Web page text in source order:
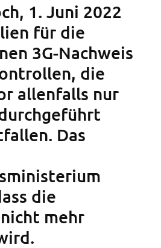
1. Juni 2022
für die
3G-Nachweis
die
allenfalls nur
Das
die
mehr